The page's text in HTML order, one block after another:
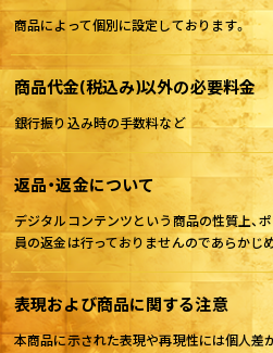
商品によって個別に設定しております。
商品代金(税込み)以外の必要料金
銀行振り込み時の手数料など
返品・返金について
デジタルコンテンツという商品の性質上、
員の返金は行っておりませんのであらかじ
表現および商品に関する注意
本商品に示された表現や再現性には個人差